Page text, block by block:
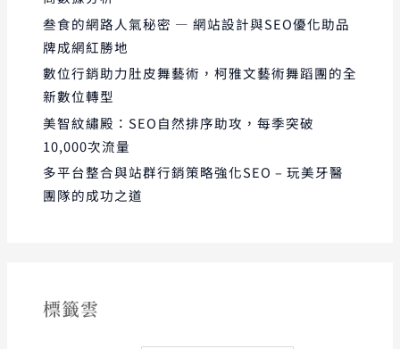
叁食的網路人氣秘密 — 網站設計與SEO優化助品
牌成網紅勝地
數位行銷助力肚皮舞藝術，柯雅文藝術舞蹈團的全
新數位轉型
美智紋繡殿：SEO自然排序助攻，每季突破
10,000次流量
多平台整合與站群行銷策略強化SEO – 玩美牙醫
團隊的成功之道
標籤雲